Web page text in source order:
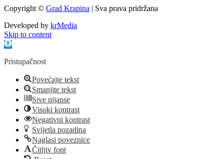
Copyright © Grad Krapina | Sva prava pridržana
Developed by krMedia
Skip to content
Open toolbar
Pristupačnost
Povećajte tekst
Smanjite tekst
Sive nijanse
Visoki kontrast
Negativni kontrast
Svijetla pozadina
Naglasi poveznice
Čitljiv font